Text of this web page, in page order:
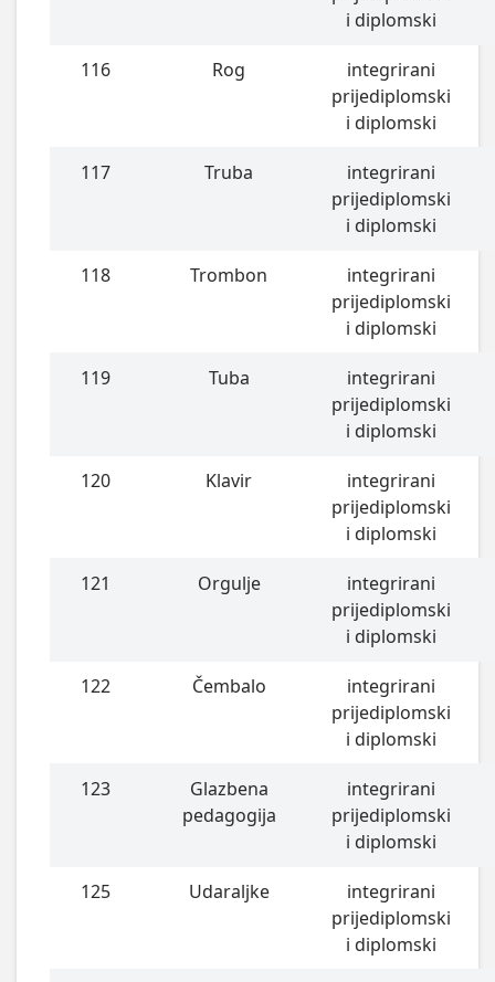
i diplomski
116 Rog
integrirani
prijediplomski
i diplomski
117 Truba
integrirani
prijediplomski
i diplomski
118 Trombon
integrirani
prijediplomski
i diplomski
119 Tuba
integrirani
prijediplomski
i diplomski
120 Klavir
integrirani
prijediplomski
i diplomski
121 Orgulje
integrirani
prijediplomski
i diplomski
122 Čembalo
integrirani
prijediplomski
i diplomski
123
Glazbena
pedagogija
integrirani
prijediplomski
i diplomski
125 Udaraljke
integrirani
prijediplomski
i diplomski